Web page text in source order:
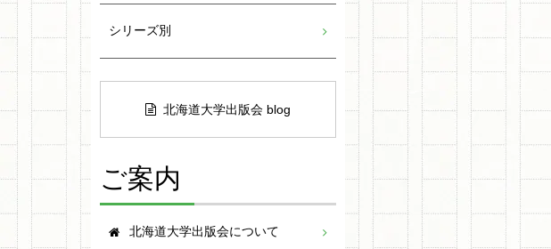
シリーズ別
北海道大学出版会 blog
ご案内
北海道大学出版会について